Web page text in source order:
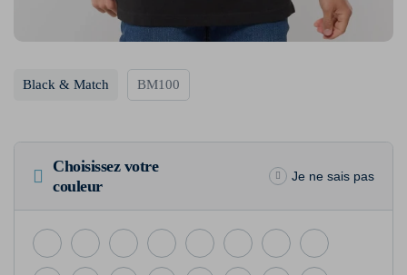
Black & Match BM100
Choisissez votre
couleur
Je ne sais pas